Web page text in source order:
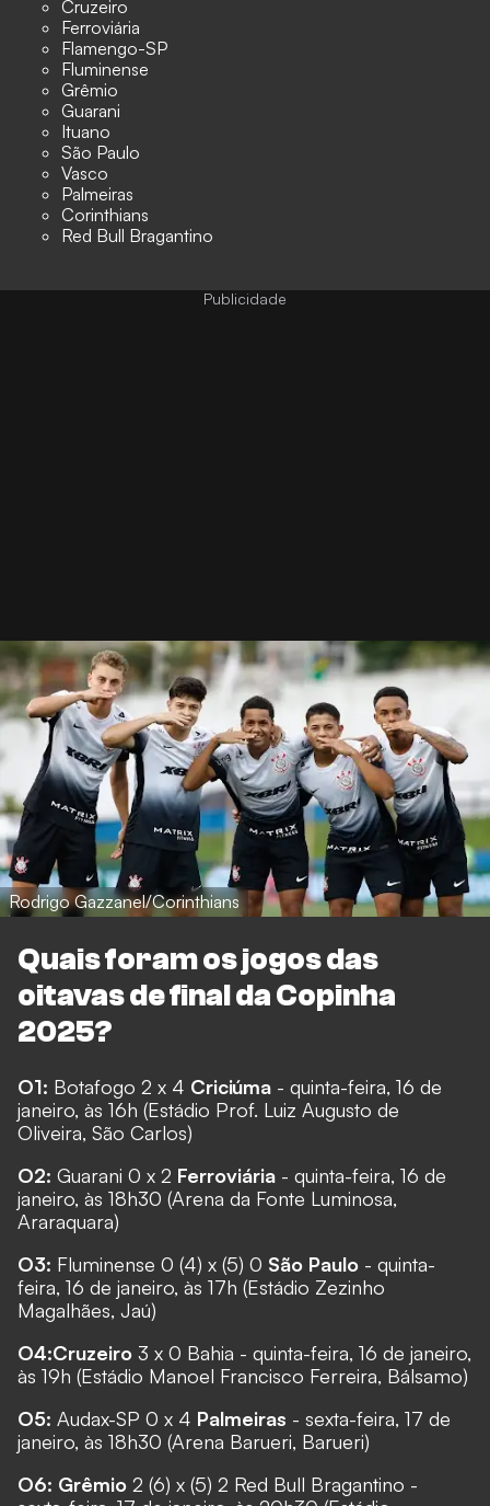
Cruzeiro
Ferroviária
Flamengo-SP
Fluminense
Grêmio
Guarani
Ituano
São Paulo
Vasco
Palmeiras
Corinthians
Red Bull Bragantino
Rodrigo Gazzanel/Corinthians
Quais foram os jogos das
oitavas de final da Copinha
2025?
O1: Botafogo 2 x 4 Criciúma - quinta-feira, 16 de
janeiro, às 16h (Estádio Prof. Luiz Augusto de
Oliveira, São Carlos)
O2: Guarani 0 x 2 Ferroviária - quinta-feira, 16 de
janeiro, às 18h30 (Arena da Fonte Luminosa,
Araraquara)
O3: Fluminense 0 (4) x (5) 0 São Paulo - quinta-
feira, 16 de janeiro, às 17h (Estádio Zezinho
Magalhães, Jaú)
O4:Cruzeiro 3 x 0 Bahia - quinta-feira, 16 de janeiro,
às 19h (Estádio Manoel Francisco Ferreira, Bálsamo)
O5: Audax-SP 0 x 4 Palmeiras - sexta-feira, 17 de
janeiro, às 18h30 (Arena Barueri, Barueri)
O6: Grêmio 2 (6) x (5) 2 Red Bull Bragantino -